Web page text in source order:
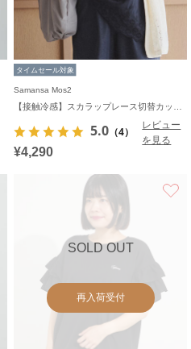
タイムセール対象
Samansa Mos2
5.0 （4）
レビュー
を見る
¥4,290
SOLD OUT
再入荷受付